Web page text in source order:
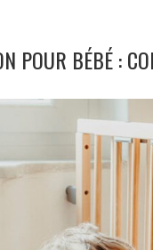
POUR BÉBÉ :